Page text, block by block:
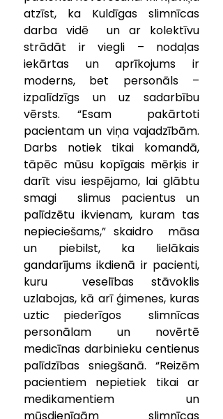
atzīst, ka Kuldīgas slimnīcas
darba vidē  un ar kolektīvu
strādāt ir viegli – nodaļas
iekārtas un aprīkojums ir
moderns, bet personāls –
izpalīdzīgs un uz sadarbību
vērsts. “Esam  pakārtoti
pacientam un viņa vajadzībām.
Darbs notiek tikai komandā,
tāpēc mūsu kopīgais mērķis ir
darīt visu iespējamo, lai glābtu
smagi  slimus pacientus un
palīdzētu ikvienam, kuram tas
nepieciešams,” skaidro  māsa
un piebilst, ka lielākais
gandarījums ikdienā ir pacienti,
kuru  veselības stāvoklis
uzlabojas, kā arī ģimenes, kuras
uztic piederīgos  slimnīcas
personālam un novērtē
medicīnas darbinieku centienus
palīdzības sniegšanā. “Reizēm
pacientiem nepietiek tikai ar
medikamentiem un
mūsdienīgām slimnīcas